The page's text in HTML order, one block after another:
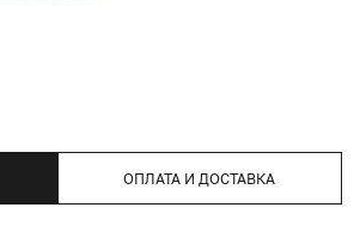
ОПЛАТА И ДОСТАВКА